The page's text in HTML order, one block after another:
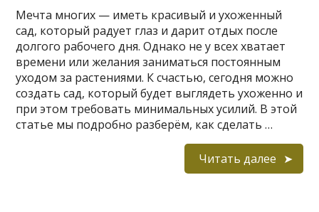
Мечта многих — иметь красивый и ухоженный
сад, который радует глаз и дарит отдых после
долгого рабочего дня. Однако не у всех хватает
времени или желания заниматься постоянным
уходом за растениями. К счастью, сегодня можно
создать сад, который будет выглядеть ухоженно и
при этом требовать минимальных усилий. В этой
статье мы подробно разберём, как сделать …
Читать далее